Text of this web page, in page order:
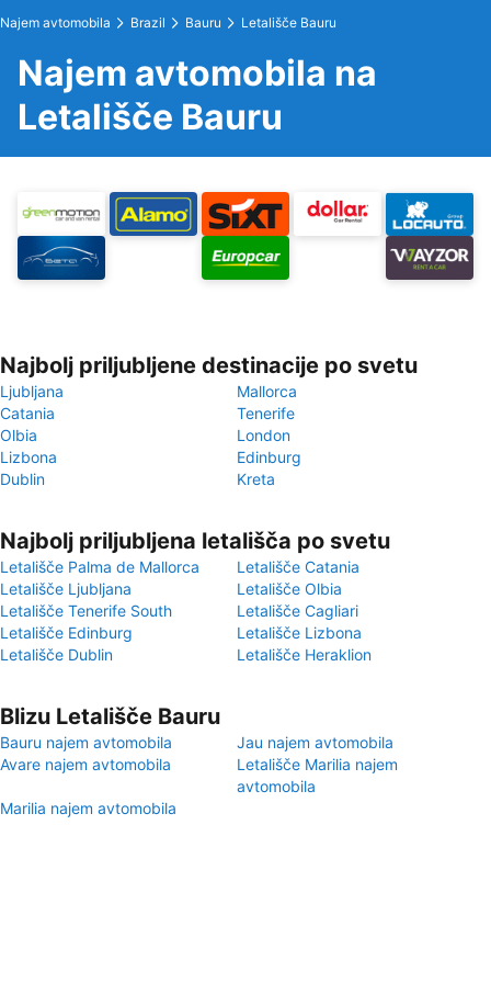
Najem avtomobila Brazil Bauru Letališče Bauru
Najem avtomobila na
Letališče Bauru
Najbolj priljubljene destinacije po svetu
Ljubljana
Mallorca
Catania
Tenerife
Olbia
London
Lizbona
Edinburg
Dublin
Kreta
Najbolj priljubljena letališča po svetu
Letališče Palma de Mallorca
Letališče Catania
Letališče Ljubljana
Letališče Olbia
Letališče Tenerife South
Letališče Cagliari
Letališče Edinburg
Letališče Lizbona
Letališče Dublin
Letališče Heraklion
Blizu Letališče Bauru
Bauru najem avtomobila
Jau najem avtomobila
Avare najem avtomobila
Letališče Marilia najem
avtomobila
Marilia najem avtomobila